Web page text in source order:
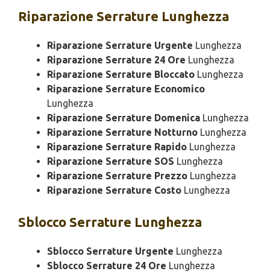
Riparazione Serrature Lunghezza
Riparazione Serrature Urgente Lunghezza
Riparazione Serrature 24 Ore Lunghezza
Riparazione Serrature Bloccato Lunghezza
Riparazione Serrature Economico
Lunghezza
Riparazione Serrature Domenica Lunghezza
Riparazione Serrature Notturno Lunghezza
Riparazione Serrature Rapido Lunghezza
Riparazione Serrature SOS Lunghezza
Riparazione Serrature Prezzo Lunghezza
Riparazione Serrature Costo Lunghezza
Sblocco Serrature Lunghezza
Sblocco Serrature Urgente Lunghezza
Sblocco Serrature 24 Ore Lunghezza